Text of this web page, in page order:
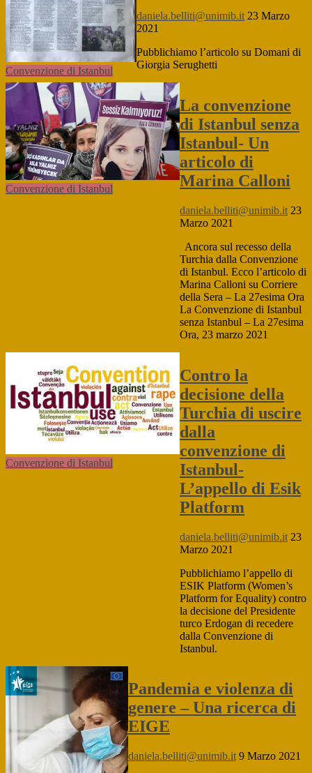
Convenzione di Istanbul
daniela.belliti@unimib.it 23 Marzo
2021
Pubblichiamo l’articolo su Domani di
Giorgia Serughetti
Convenzione di Istanbul
La convenzione
di Istanbul senza
Istanbul- Un
articolo di
Marina Calloni
daniela.belliti@unimib.it 23
Marzo 2021
Ancora sul recesso della
Turchia dalla Convenzione
di Istanbul. Ecco l’articolo di
Marina Calloni su Corriere
della Sera – La 27esima Ora
La Convenzione di Istanbul
senza Istanbul – La 27esima
Ora, 23 marzo 2021
Convenzione di Istanbul
Contro la
decisione della
Turchia di uscire
dalla
convenzione di
Istanbul-
L’appello di Esik
Platform
daniela.belliti@unimib.it 23
Marzo 2021
Pubblichiamo l’appello di
ESIK Platform (Women’s
Platform for Equality) contro
la decisione del Presidente
turco Erdogan di recedere
dalla Convenzione di
Istanbul.
Pandemia e violenza di
genere – Una ricerca di
EIGE
daniela.belliti@unimib.it 9 Marzo 2021